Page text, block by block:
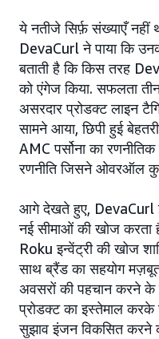
ये नतीजे सिर्फ़ संख्याएँ नहीं
DevaCurl ने पाया कि
बताती है कि किस तरह
को एंगेज किया. सफलता
असरदार प्रोडक्ट लाइन
सामने आया, छिपी हुई
AMC पर्सोना का
रणनीति जिसने ओवरऑल
आगे देखते हुए, DevaCurl
नई सीमाओं की खोज करता
Roku इन्वेंट्री की खोज
साथ ब्रैंड का सहयोग
अवसरों की पहचान करने के
प्रोडक्ट का इस्तेमाल करके
सुझाव इंजन विकसित करने